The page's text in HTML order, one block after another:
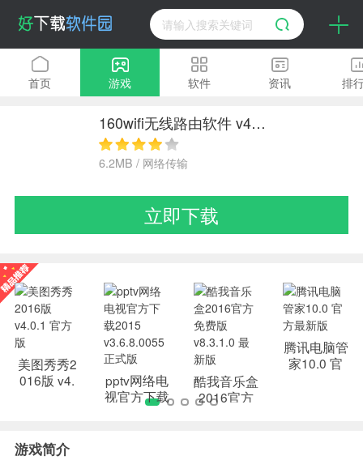
首页 游戏 软件 资讯 排
160wifi无线路由软件 v4.1.10.2 官网免费版
6.2MB / 网络传输
立即下载
美图秀秀2
016版 v4.
pptv网络电
视官方下载
2015 v3.6.
酷我音乐盒
2016官方
腾讯电脑管
家10.0 官
游戏简介